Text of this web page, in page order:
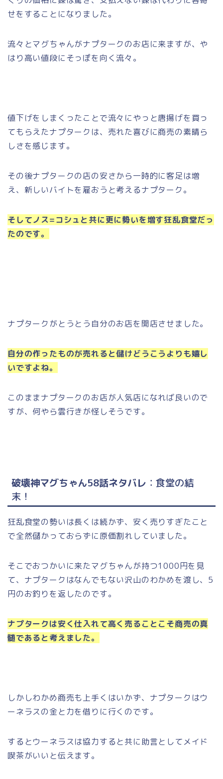
せをすることになりました。
流々とマグちゃんがナプタークのお店に来ますが、や
はり高い値段にそっぽを向く流々。
値下げをしまくったことで流々にやっと唐揚げを買っ
てもらえたナプタークは、売れた喜びに商売の素晴ら
しさを感じます。
その後ナプタークの店の安さから一時的に客足は増
え、新しいバイトを雇おうと考えるナプターク。
そしてノス=コシュと共に更に勢いを増す狂乱食堂だっ
たのです。
ナプタークがとうとう自分のお店を開店させました。
自分の作ったものが売れると儲けどうこうよりも嬉し
いですよね。
このままナプタークのお店が人気店になれば良いので
すが、何やら雲行きが怪しそうです。
破壊神マグちゃん58話ネタバレ ：食堂の結
末 ！
狂乱食堂の勢いは長くは続かず、安く売りすぎたこと
で全然儲かっておらずに原価割れしていました。
そこでおつかいに来たマグちゃんが持つ1000円を見
て、ナプタークはなんでもない沢山のわかめを渡し、5
円のお釣りを返したのです。
ナプタークは安く仕入れて高く売ることこそ商売の真
髄であると考えました。
しかしわかめ商売も上手くはいかず、ナプタークはウ
ーネラスの金と力を借りに行くのです。
するとウーネラスは協力すると共に助言としてメイド
喫茶がいいと伝えます。